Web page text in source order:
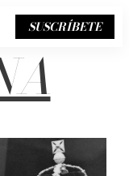
SUSCRÍBETE